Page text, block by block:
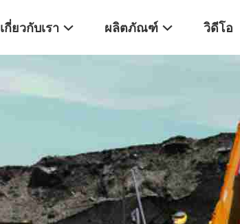
เกี่ยวกับเรา ผลิตภัณฑ์ วิดีโอ